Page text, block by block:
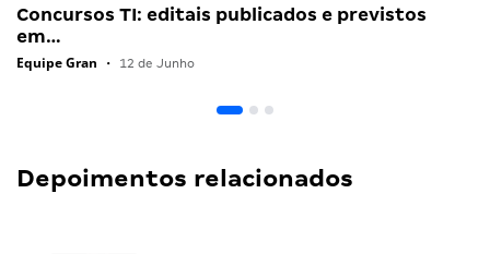
Concursos TI: editais publicados e previstos
em…
Equipe Gran • 12 de Junho
Depoimentos relacionados